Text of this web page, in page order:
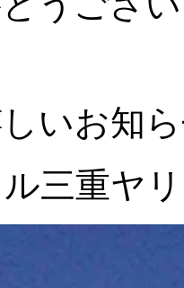
いお知
三重ヤ